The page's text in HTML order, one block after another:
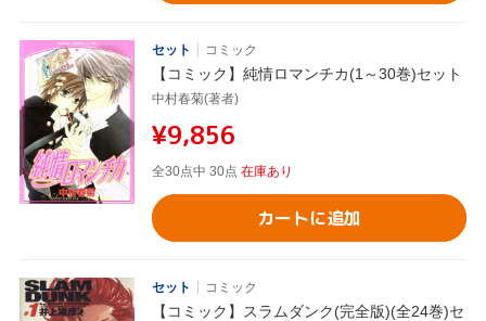
セット コミック
【コミック】純情ロマンチカ(1～30巻)セット
中村春菊(著者)
¥9,856
全30点中 30点 在庫あり
カートに追加
セット コミック
【コミック】スラムダンク(完全版)(全24巻)セ